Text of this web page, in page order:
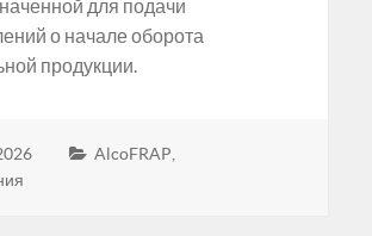
для подачи
о начале оборота
продукции.
AlcoFRAP,